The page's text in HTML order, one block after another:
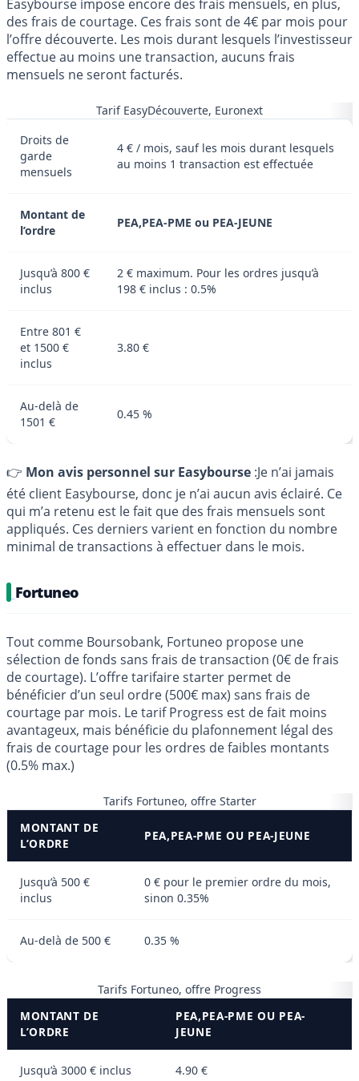
Easybourse impose encore des frais mensuels, en plus,
des frais de courtage. Ces frais sont de 4€ par mois pour
l’offre découverte. Les mois durant lesquels l’investisseur
effectue au moins une transaction, aucuns frais
mensuels ne seront facturés.
Tarif EasyDécouverte, Euronext
Droits de
garde
mensuels
4 € / mois, sauf les mois durant lesquels
au moins 1 transaction est effectuée
Montant de
l’ordre
PEA,PEA-PME ou PEA-JEUNE
Jusqu’à 800 €
inclus
2 € maximum. Pour les ordres jusqu’à
198 € inclus : 0.5%
Entre 801 €
et 1500 €
inclus
3.80 €
Au-delà de
1501 €
0.45 %
👉 Mon avis personnel sur Easybourse :Je n’ai jamais
été client Easybourse, donc je n’ai aucun avis éclairé. Ce
qui m’a retenu est le fait que des frais mensuels sont
appliqués. Ces derniers varient en fonction du nombre
minimal de transactions à effectuer dans le mois.
Fortuneo
Tout comme Boursobank, Fortuneo propose une
sélection de fonds sans frais de transaction (0€ de frais
de courtage). L’offre tarifaire starter permet de
bénéficier d’un seul ordre (500€ max) sans frais de
courtage par mois. Le tarif Progress est de fait moins
avantageux, mais bénéficie du plafonnement légal des
frais de courtage pour les ordres de faibles montants
(0.5% max.)
Tarifs Fortuneo, offre Starter
MONTANT DE
L’ORDRE
PEA,PEA-PME OU PEA-JEUNE
Jusqu’à 500 €
inclus
0 € pour le premier ordre du mois,
sinon 0.35%
Au-delà de 500 € 0.35 %
Tarifs Fortuneo, offre Progress
MONTANT DE
L’ORDRE
PEA,PEA-PME OU PEA-
JEUNE
Jusqu’à 3000 € inclus 4.90 €